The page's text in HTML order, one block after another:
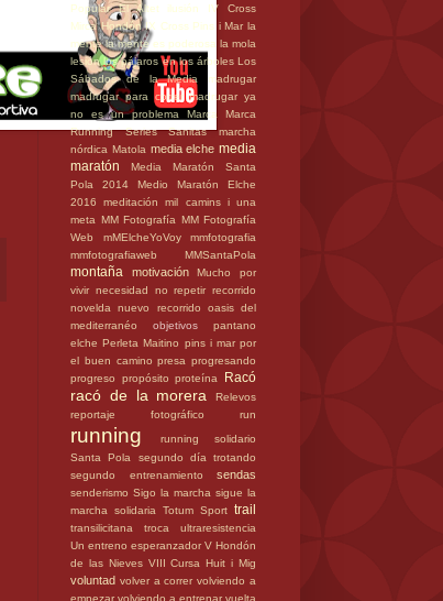
Popular El Altet
ilusión
IV Cross
Mirca Hondón IX Cross Pins i Mar la
mente la mente es poderosa la mola
lesión los pájaros en los árboles Los
Sábados de la Media
madrugar
madrugar para correr madrugar ya
no es un problema
Marca
Marca
Running Series Sanitas
marcha
nórdica Matola media elche media
maratón
Media Maratón Santa
Pola 2014
Medio Maratón Elche
2016
meditación
mil camins i una
meta MM Fotografía MM Fotografía
Web
mMElcheYoVoy
mmfotografia
mmfotografiaweb
MMSantaPola
montaña motivación
Mucho por
vivir necesidad
no repetir recorrido
novelda
nuevo recorrido
oasis del
mediterranéo
objetivos
pantano
elche Perleta Maitino pins i mar por
el buen camino presa progresando
progreso
propósito proteína Racó
racó de la morera
Relevos
reportaje fotográfico
run
running
running solidario
Santa Pola
segundo día trotando
segundo entrenamiento
sendas
senderismo Sigo la marcha sigue la
marcha
solidaria Totum Sport trail
transilicitana troca
ultraresistencia
Un entreno esperanzador V Hondón
de las Nieves VIII Cursa Huit i Mig
voluntad volver a correr volviendo a
empezar volviendo a entrenar vuelta